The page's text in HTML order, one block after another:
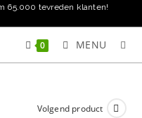
65.000 tevreden klanten!
0 MENU
Volgend product